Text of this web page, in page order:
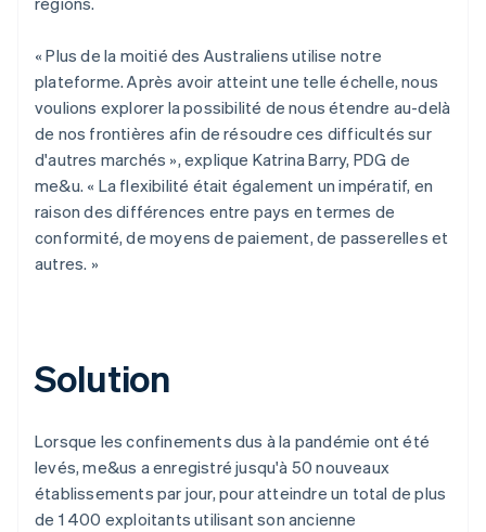
« Plus de la moitié des Australiens utilise notre
plateforme. Après avoir atteint une telle échelle, nous
voulions explorer la possibilité de nous étendre au-delà
de nos frontières afin de résoudre ces difficultés sur
d'autres marchés », explique Katrina Barry, PDG de
me&u. « La flexibilité était également un impératif, en
raison des différences entre pays en termes de
conformité, de moyens de paiement, de passerelles et
autres. »
Solution
Lorsque les confinements dus à la pandémie ont été
levés, me&us a enregistré jusqu'à 50 nouveaux
établissements par jour, pour atteindre un total de plus
de 1 400 exploitants utilisant son ancienne